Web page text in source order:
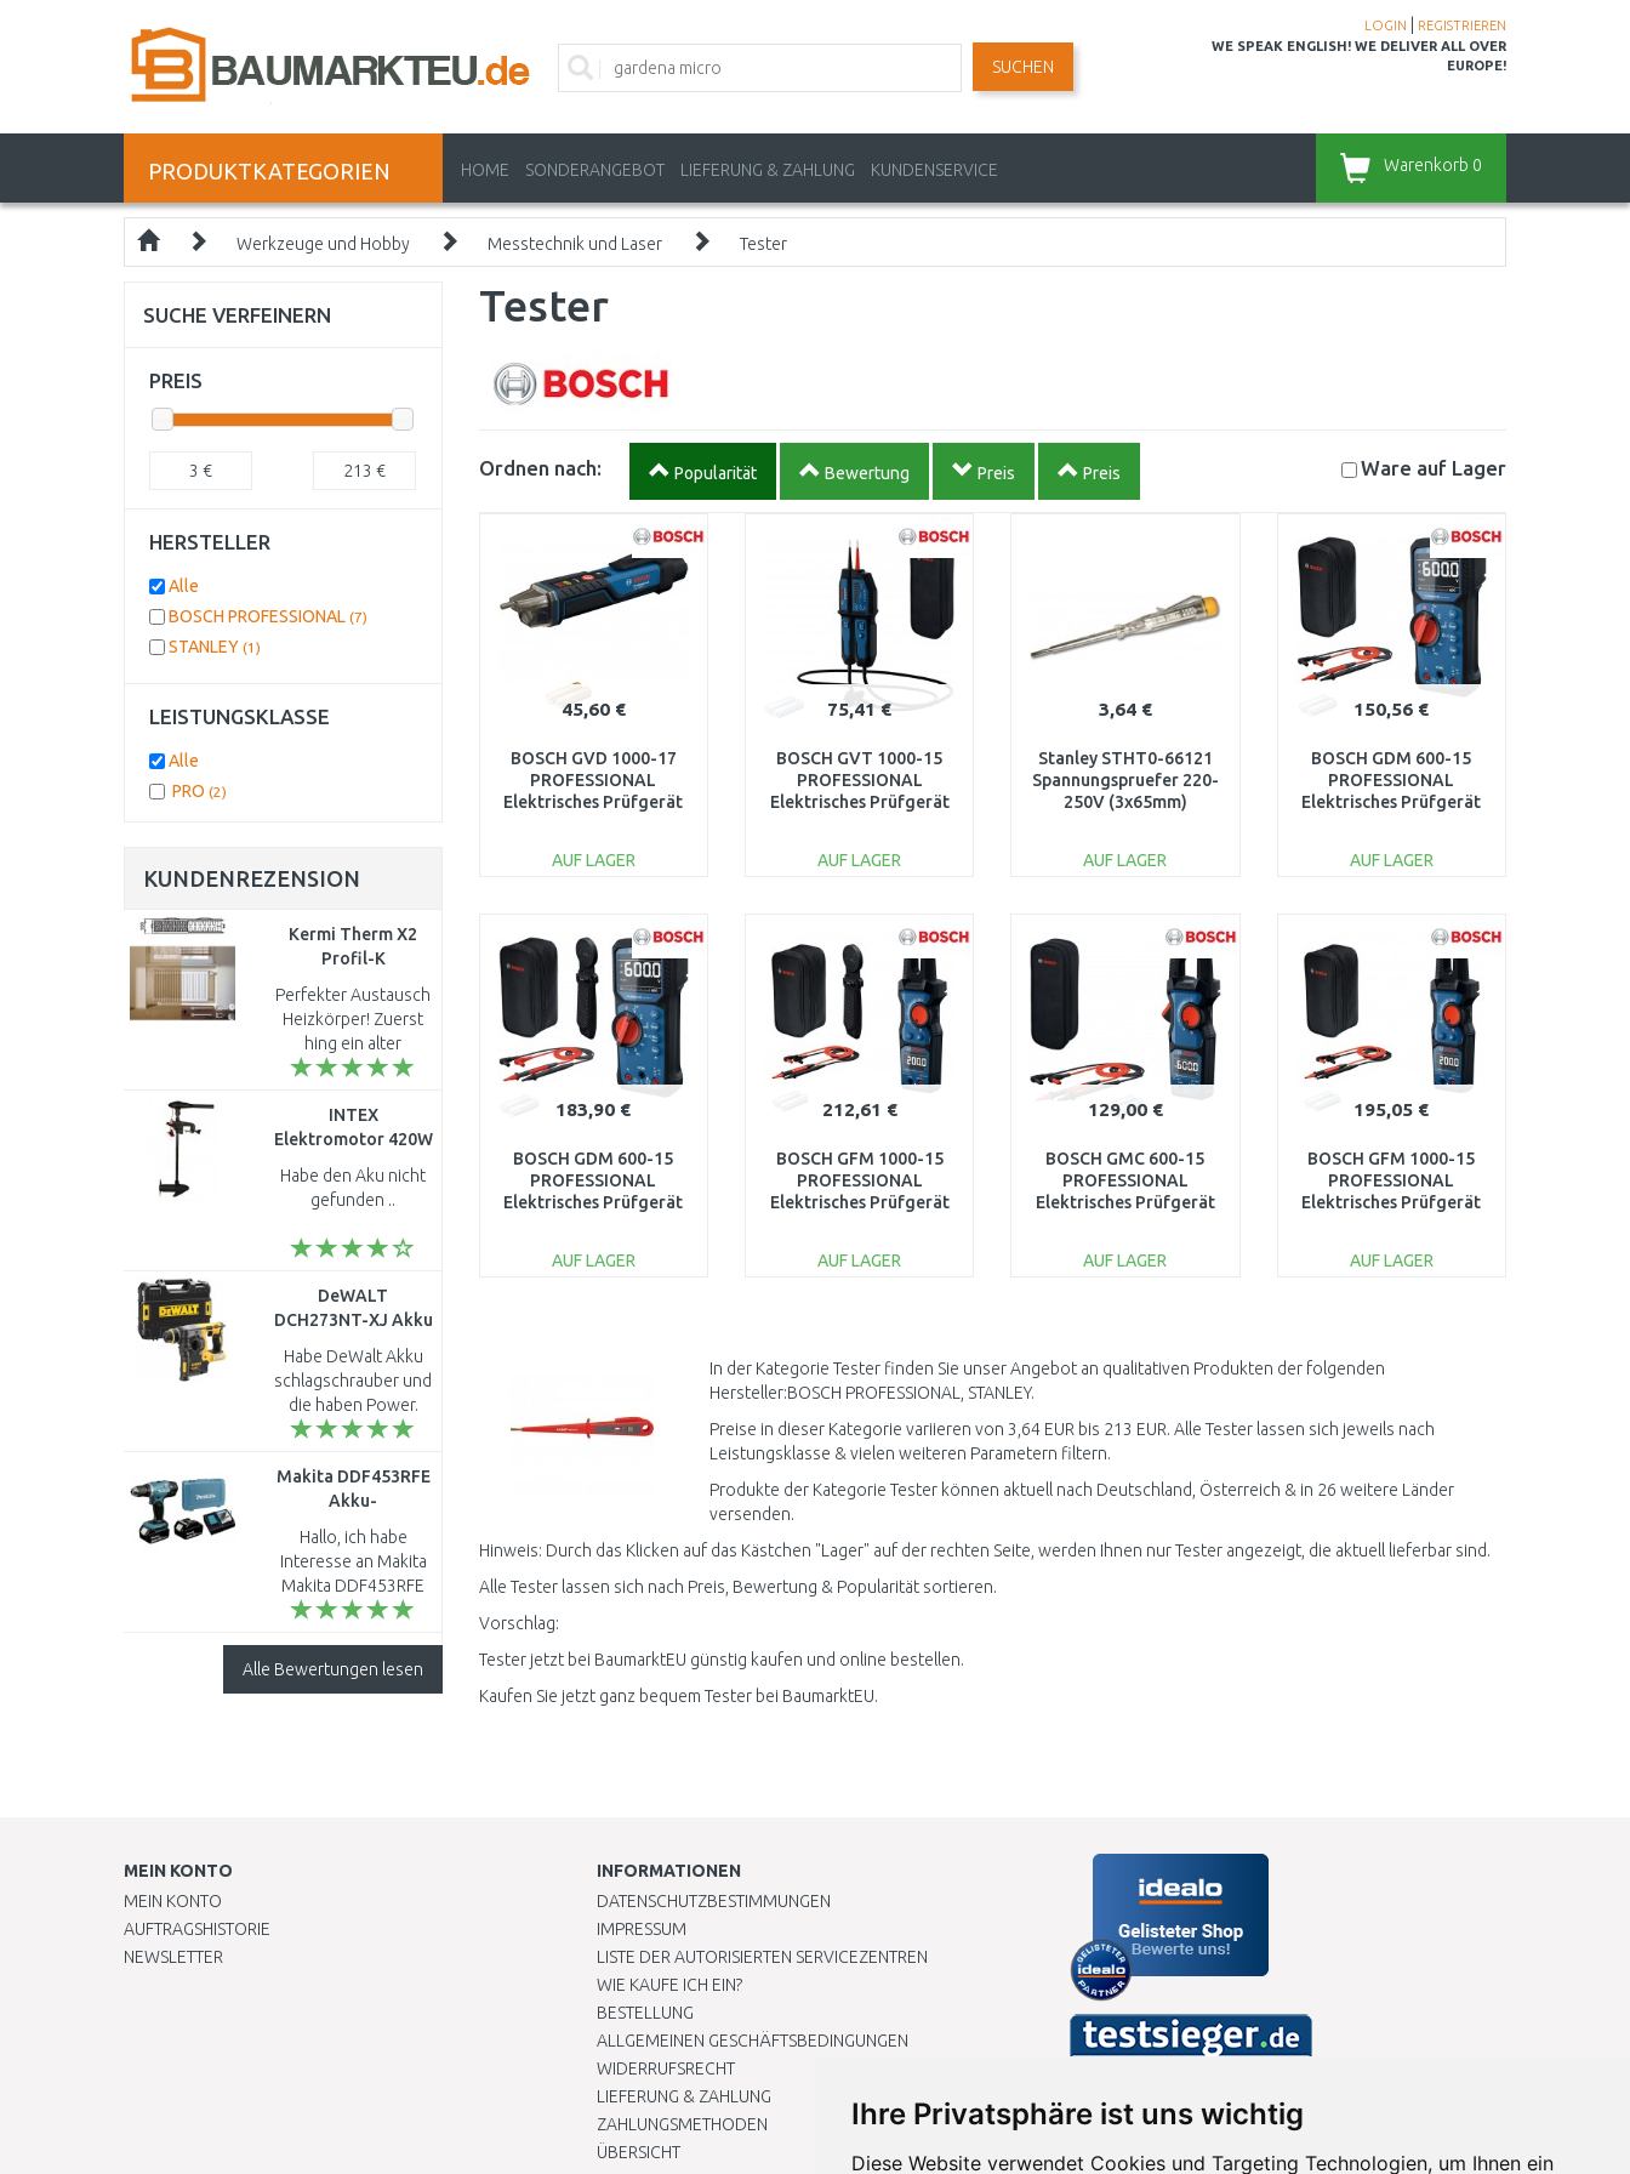
Ihre Privatsphäre ist uns wichtig
Diese Website verwendet Cookies und Targeting Technologien, um Ihnen ein
LOGIN
REGISTRIEREN
WE SPEAK ENGLISH! WE DELIVER ALL OVER
EUROPE!
SUCHEN
PRODUKTKATEGORIEN HOME SONDERANGEBOT LIEFERUNG & ZAHLUNG KUNDENSERVICE Warenkorb 0
Werkzeuge und Hobby Messtechnik und Laser Tester
Tester
Ordnen nach: Popularität Bewertung Preis Preis Ware auf Lager
45,60 €
BOSCH GVD 1000-17
PROFESSIONAL
Elektrisches Prüfgerät
AUF LAGER
Vergleichen
75,41 €
BOSCH GVT 1000-15
PROFESSIONAL
Elektrisches Prüfgerät
AUF LAGER
Vergleichen
3,64 €
Stanley STHT0-66121
Spannungspruefer 220-
250V (3x65mm)
AUF LAGER
Vergleichen
150,56 €
BOSCH GDM 600-15
PROFESSIONAL
Elektrisches Prüfgerät
AUF LAGER
Vergleichen
183,90 €
BOSCH GDM 600-15
PROFESSIONAL
Elektrisches Prüfgerät
AUF LAGER
212,61 €
BOSCH GFM 1000-15
PROFESSIONAL
Elektrisches Prüfgerät
AUF LAGER
Vergleichen
129,00 €
BOSCH GMC 600-15
PROFESSIONAL
Elektrisches Prüfgerät
AUF LAGER
Vergleichen
195,05 €
BOSCH GFM 1000-15
PROFESSIONAL
Elektrisches Prüfgerät
AUF LAGER
Vergleichen
In der Kategorie Tester finden Sie unser Angebot an qualitativen Produkten der folgenden
Hersteller:BOSCH PROFESSIONAL, STANLEY.
Preise in dieser Kategorie variieren von 3,64 EUR bis 213 EUR. Alle Tester lassen sich jeweils nach
Leistungsklasse & vielen weiteren Parametern filtern.
Produkte der Kategorie Tester können aktuell nach Deutschland, Österreich & in 26 weitere Länder
versenden.
Hinweis: Durch das Klicken auf das Kästchen "Lager" auf der rechten Seite, werden Ihnen nur Tester angezeigt, die aktuell lieferbar sind.
Alle Tester lassen sich nach Preis, Bewertung & Popularität sortieren.
Vorschlag:
Tester jetzt bei BaumarktEU günstig kaufen und online bestellen.
Kaufen Sie jetzt ganz bequem Tester bei BaumarktEU.
SUCHE VERFEINERN
PREIS
3 € 213 €
HERSTELLER
Alle
BOSCH PROFESSIONAL (7)
STANLEY (1)
LEISTUNGSKLASSE
Alle
PRO (2)
KUNDENREZENSION
Kermi Therm X2
Profil-K
Austauschheizkörper
22 554 / 1800
FK022D518
Perfekter Austausch
Heizkörper! Zuerst
hing ein alter
Rippenheizkörper,
Nabenabstand 1:1,
perfekt!!!..
INTEX
Elektromotor 420W
68631
Habe den Aku nicht
gefunden ..
DeWALT
DCH273NT-XJ Akku
Kombihammer SDS-
Plus 2,1J XR
(18V/ohne akku)
Tstak
Habe DeWalt Akku
schlagschrauber und
die haben Power.
Deswegen habe ich
Akkukombihammer
entschieden. MfG ..
Makita DDF453RFE
Akku-
Bohrschrauber
(2x3,0Ah/18V)
Koffer
Hallo, ich habe
Interesse an Makita
Makita DDF453RFE
Akku-Bohrschrauber
Koffer, 145,-, abeR als
neuer Kunde kann
Alle Bewertungen lesen
MEIN KONTO
MEIN KONTO
AUFTRAGSHISTORIE
NEWSLETTER
INFORMATIONEN
DATENSCHUTZBESTIMMUNGEN
IMPRESSUM
LISTE DER AUTORISIERTEN SERVICEZENTREN
WIE KAUFE ICH EIN?
BESTELLUNG
ALLGEMEINEN GESCHÄFTSBEDINGUNGEN
WIDERRUFSRECHT
LIEFERUNG & ZAHLUNG
ZAHLUNGSMETHODEN
ÜBERSICHT